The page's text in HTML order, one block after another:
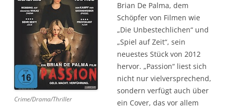
Crime/Drama/Thriller
Brian De Palma, dem
Schöpfer von Filmen wie
„Die Unbestechlichen“ und
„Spiel auf Zeit“, sein
neuestes Stück von 2012
hervor. „Passion“ liest sich
nicht nur vielversprechend,
sondern verfügt auch über
ein Cover, das vor allem